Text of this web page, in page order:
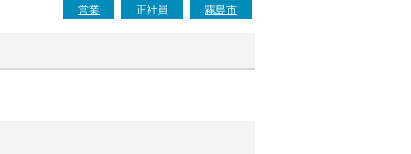
営業 正社員 霧島市